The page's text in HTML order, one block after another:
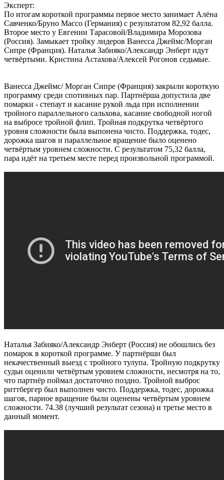
Эксперт:
По итогам короткой программы первое место занимает Алёна
Савченко/Бруно Массо (Германия) с результатом 82,92 балла.
Второе место у Евгении Тарасовой/Владимира Морозова
(Россия). Замыкает тройку лидеров Ванесса Джеймс/Морган
Сипре (Франция). Наталья Забияко/Александр Энберт идут
четвёртыми. Кристина Астахова/Алексей Рогонов седьмые.
Ванесса Джеймс/ Морган Сипре (Франция) закрыли короткую
программу среди спотивных пар. Партнёрша допустила две
помарки - степаут и касание рукой льда при исполнении
тройного параллельного сальхова, касание свободной ногой
на выбросе тройной флип. Тройная подкрутка четвёртого
уровня сложности была выпонена чисто. Поддержка, тодес,
дорожка шагов и параллельное вращение было оценено
четвёртым уровнем сложности. С результатом 75,32 балла,
пара идёт на третьем месте перед произвольной программой.
Наталья Забияко/Александр Энберт (Россия) не обошлись без
помарок в короткой программе. У партнёрши был
некачественный выезд с тройного тулупа. Тройную подкрутку
судьи оценили четвёртым уровнем сложности, несмотря на то,
что партнёр поймал достаточно поздно. Тройной выброс
риттбергер был выполнен чисто. Поддержка, тодес, дорожка
шагов, парное вращение были оценены четвёртым уровнем
сложности. 74.38 (лучший результат сезона) и третье место в
данный момент.